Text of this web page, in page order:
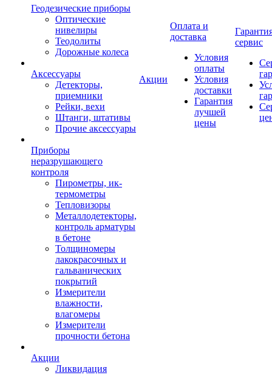
Геодезические приборы
Оптические
нивелиры
Теодолиты
Дорожные колеса
Аксессуары
Детекторы,
приемники
Рейки, вехи
Штанги, штативы
Прочие аксессуары
Приборы
неразрушающего
контроля
Пирометры, ик-
термометры
Тепловизоры
Металлодетекторы,
контроль арматуры
в бетоне
Толщиномеры
лакокрасочных и
гальванических
покрытий
Измерители
влажности,
влагомеры
Измерители
прочности бетона
Акции
Ликвидация
Акции
Оплата и
доставка
Условия
оплаты
Условия
доставки
Гарантия
лучшей
цены
сервис